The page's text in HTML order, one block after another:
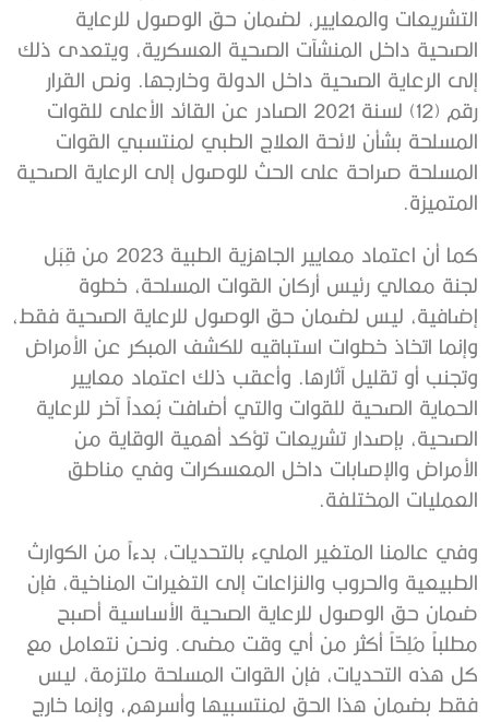
التشريعات والمعايير، لضمان حق الوصول للرعاية
الصحية داخل المنشآت الصحية العسكرية، ويتعدى ذلك
إلى الرعاية الصحية داخل الدولة وخارجها. ونص القرار
رقم (12) لسنة 2021 الصادر عن القائد الأعلى للقوات
المسلحة بشأن لائحة العلاج الطبي لمنتسبي القوات
المسلحة صراحة على الحث للوصول إلى الرعاية الصحية
المتميزة.
كما أن اعتماد معايير الجاهزية الطبية 2023 من قِبَل
لجنة معالي رئيس أركان القوات المسلحة، خطوة
إضافية، ليس لضمان حق الوصول للرعاية الصحية فقط،
وإنما اتخاذ خطوات استباقيه للكشف المبكر عن الأمراض
وتجنب أو تقليل آثارها. وأعقب ذلك اعتماد معايير
الحماية الصحية للقوات والتي أضافت بُعداً آخر للرعاية
الصحية، بإصدار تشريعات تؤكد أهمية الوقاية من
الأمراض والإصابات داخل المعسكرات وفي مناطق
العمليات المختلفة.
وفي عالمنا المتغير المليء بالتحديات، بدءاً من الكوارث
الطبيعية والحروب والنزاعات إلى التغيرات المناخية، فإن
ضمان حق الوصول للرعاية الصحية الأساسية أصبح
مطلباً مُلِحّاً أكثر من أي وقت مضى. ونحن نتعامل مع
كل هذه التحديات، فإن القوات المسلحة ملتزمة، ليس
فقط بضمان هذا الحق لمنتسبيها وأسرهم، وإنما خارج